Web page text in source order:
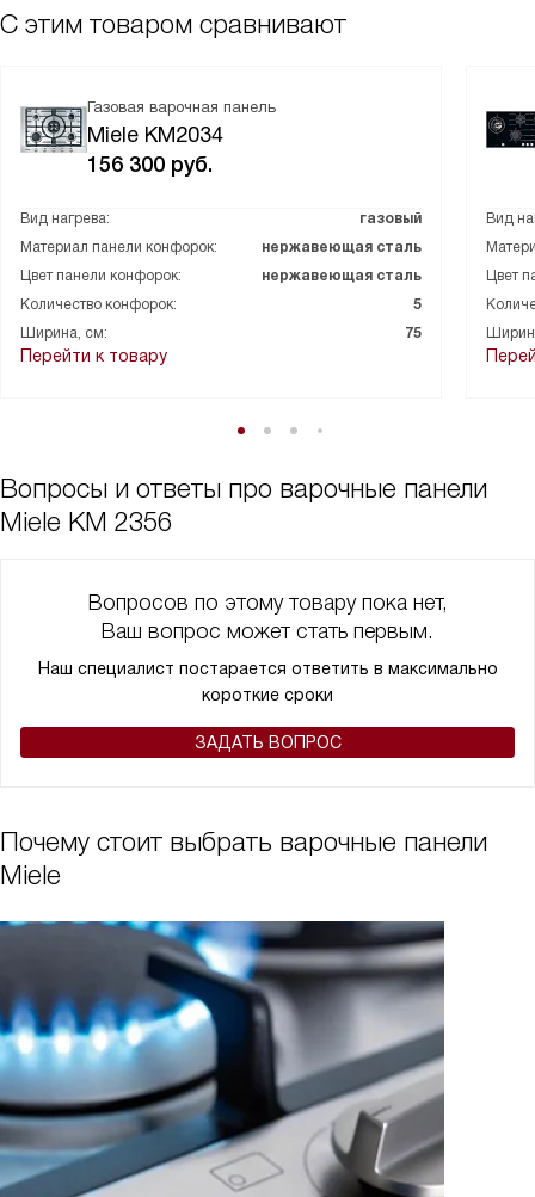
С этим товаром сравнивают
Газовая варочная панель
Miele KM2034
156 300 руб.
Вид нагрева:
газовый
Материал панели конфорок:
нержавеющая сталь
Цвет панели конфорок:
нержавеющая сталь
Количество конфорок:
5
Ширина, см:
75
Перейти к товару
Вид
Цвет
Вопросы и ответы про варочные панели
Miele KM 2356
Вопросов по этому товару пока нет,
Ваш вопрос может стать первым.
Наш специалист постарается ответить в максимально
короткие сроки
ЗАДАТЬ ВОПРОС
Почему стоит выбрать варочные панели
Miele